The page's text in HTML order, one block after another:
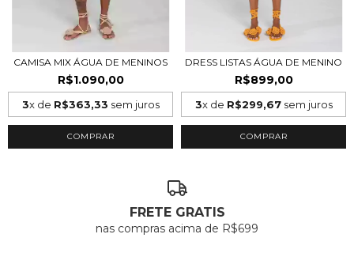
CAMISA MIX ÁGUA DE MENINOS
R$1.090,00
3x de R$363,33 sem juros
COMPRAR
DRESS LISTAS ÁGUA DE MENINO
R$899,00
3x de R$299,67sem juros
COMPRAR
FRETE GRATIS
nas compras acima de R$699